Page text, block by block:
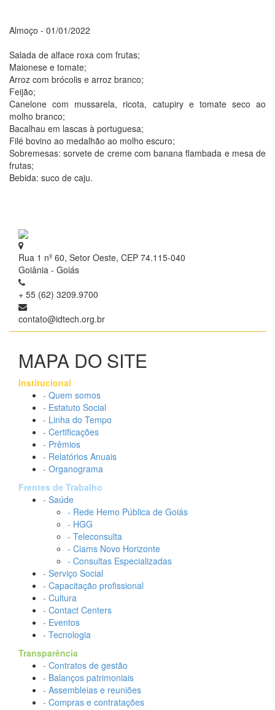
Almoço - 01/01/2022
Salada de alface roxa com frutas;
Maionese e tomate;
Arroz com brócolis e arroz branco;
Feijão;
Canelone com mussarela, ricota, catupiry e tomate seco ao
molho branco;
Bacalhau em lascas à portuguesa;
Filé bovino ao medalhão ao molho escuro;
Sobremesas: sorvete de creme com banana flambada e mesa de
frutas;
Bebida: suco de caju.
Rua 1 nº 60, Setor Oeste, CEP 74.115-040
Goiânia - Goiás
+ 55 (62) 3209.9700
contato@idtech.org.br
MAPA DO SITE
Institucional
- Quem somos
- Estatuto Social
- Linha do Tempo
- Certificações
- Prêmios
- Relatórios Anuais
- Organograma
Frentes de Trabalho
- Saúde
- Rede Hemo Pública de Goiás
- HGG
- Teleconsulta
- Ciams Novo Horizonte
- Consultas Especializadas
- Serviço Social
- Capacitação profissional
- Cultura
- Contact Centers
- Eventos
- Tecnologia
Transparência
- Contratos de gestão
- Balanços patrimoniais
- Assembleias e reuniões
- Compras e contratações